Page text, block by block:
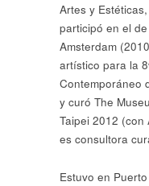
Artes y
participó en el
Amsterdam
artístico para la
Contemporáneo
y curó The
Taipei 2012 (con
es consultora
Estuvo en